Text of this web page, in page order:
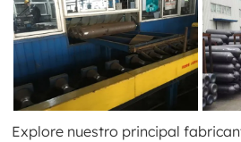
Explore nuestro principal